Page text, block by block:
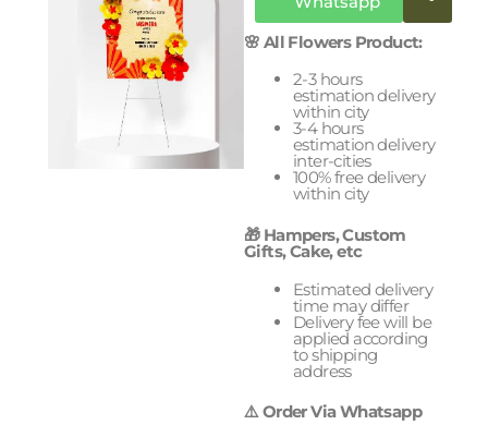
🌸 All Flowers Product:
2-3 hours
estimation delivery
within city
3-4 hours
estimation delivery
inter-cities
100% free delivery
within city
🎁 Hampers, Custom
Gifts, Cake, etc
Estimated delivery
time may differ
Delivery fee will be
applied according
to shipping
address
⚠️ Order Via Whatsapp